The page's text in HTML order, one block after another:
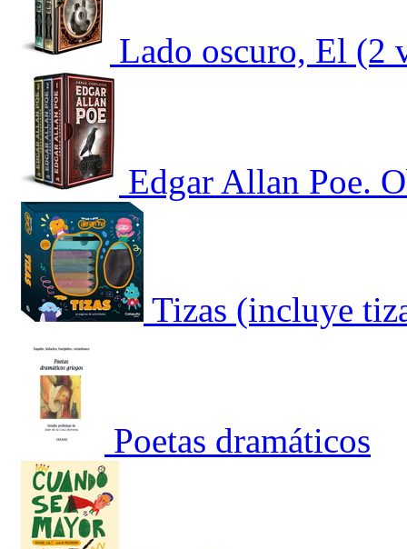
Lado oscuro, El (2
Edgar Allan Poe.
Tizas (incluye
Poetas dramáticos